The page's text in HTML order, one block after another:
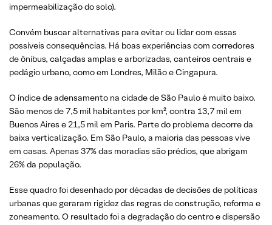
impermeabilização do solo).
Convém buscar alternativas para evitar ou lidar com essas
possíveis consequências. Há boas experiências com corredores
de ônibus, calçadas amplas e arborizadas, canteiros centrais e
pedágio urbano, como em Londres, Milão e Cingapura.
O índice de adensamento na cidade de São Paulo é muito baixo.
São menos de 7,5 mil habitantes por km², contra 13,7 mil em
Buenos Aires e 21,5 mil em Paris. Parte do problema decorre da
baixa verticalização. Em São Paulo, a maioria das pessoas vive
em casas. Apenas 37% das moradias são prédios, que abrigam
26% da população.
Esse quadro foi desenhado por décadas de decisões de políticas
urbanas que geraram rigidez das regras de construção, reforma e
zoneamento. O resultado foi a degradação do centro e dispersão